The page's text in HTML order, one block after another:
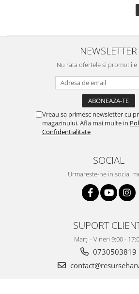
NEWSLETTER
Nu rata ofertele si
Vreau sa primesc newsletter cu
magazinului. Afla mai multe in
Confidentialitate
SOCIAL
Urmareste-ne in social
SUPORT
Marți - Vineri 9:00 -
0730503819